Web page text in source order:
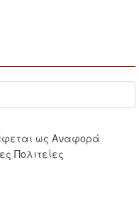
ως Αναφορά
Πολιτείες